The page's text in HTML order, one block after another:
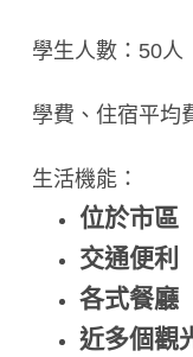
學生人數：50人
學費、住宿平均
生活機能：
位於市區
交通便利
各式餐廳
近多個觀